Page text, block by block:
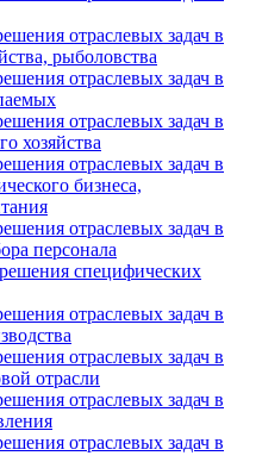
отраслевых задач в
рыболовства
отраслевых задач в
отраслевых задач в
хозяйства
отраслевых задач в
бизнеса,
отраслевых задач в
персонала
специфических
отраслевых задач в
отраслевых задач в
отрасли
отраслевых задач в
отраслевых задач в